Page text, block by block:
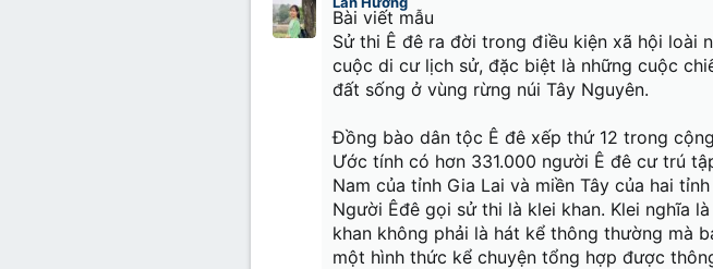
Verdana
Bài viết mẫu
Sử thi Ê đê ra đời trong điều kiện xã hội loài
cuộc di cư lịch sử, đặc biệt là những cuộc
đất sống ở vùng rừng núi Tây Nguyên.
Đồng bào dân tộc Ê đê xếp thứ 12 trong
Ước tính có hơn 331.000 người Ê đê cư trú
Nam của tỉnh Gia Lai và miền Tây của hai
Người Êđê gọi sử thi là klei khan. Klei nghĩa
khan không phải là hát kể thông thường mà
một hình thức kể chuyện tổng hợp được